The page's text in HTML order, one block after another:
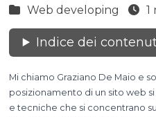
Web developing 1
Indice dei
Mi chiamo Graziano De Maio e
posizionamento di un sito web
e tecniche che si concentrano